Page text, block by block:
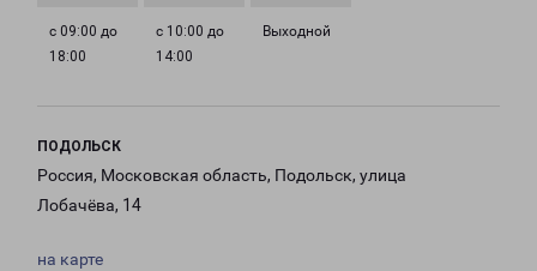
с 09:00 до
18:00
с 10:00 до
14:00
Выходной
ПОДОЛЬСК
Россия, Московская область, Подольск, улица
Лобачёва, 14
на карте